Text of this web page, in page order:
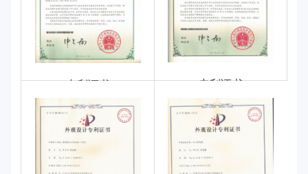
专利证书 专利证书